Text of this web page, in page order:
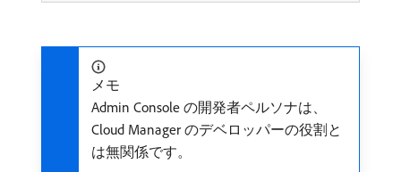
メモ
Admin Console の開発者ペルソナは、
Cloud Manager のデベロッパーの役割と
は無関係です。